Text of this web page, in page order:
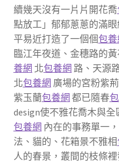
續幾天沒有一片片開花喬
點放工」郁郁蔥蔥的滿
平易近打造了一個個包養
臨江年夜道、金穗路的
養網 北包養網 路、天源
北包養網 廣場的宮粉紫
紫玉蘭包養網 都已隨春
design使不雅花喬木與
包養網 內在的事務單一
法、貓的、花箱景不雅相
人的春景，叢間的枝條